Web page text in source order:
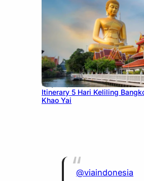
July 20, 2026
Itinerary 5 Hari Keliling
Khao Yai
@viaindonesia